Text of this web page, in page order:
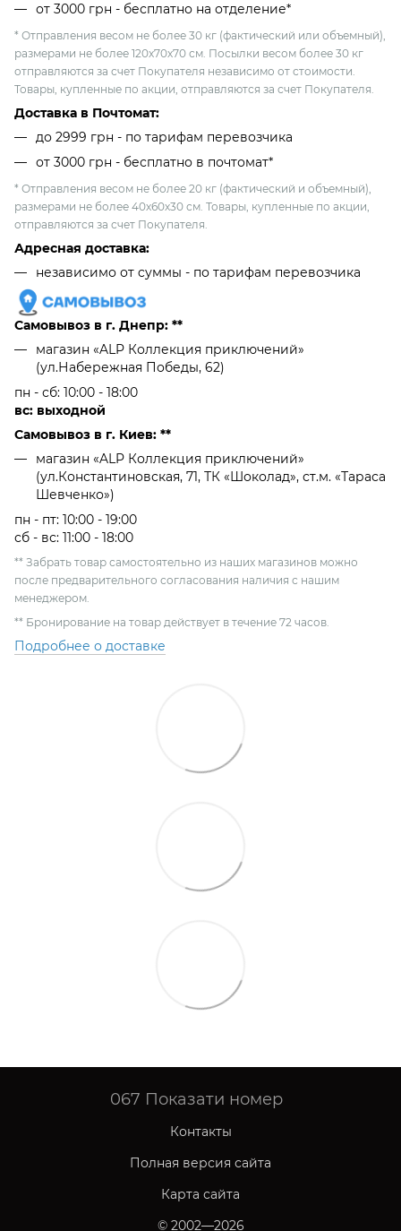
от 3000 грн - бесплатно на отделение*
* Отправления весом не более 30 кг (фактический или объемный),
размерами не более 120х70х70 см. Посылки весом более 30 кг
отправляются за счет Покупателя независимо от стоимости.
Товары, купленные по акции, отправляются за счет Покупателя.
Доставка в Почтомат:
до 2999 грн - по тарифам перевозчика
от 3000 грн - бесплатно в почтомат*
* Отправления весом не более 20 кг (фактический и объемный),
размерами не более 40х60х30 см. Товары, купленные по акции,
отправляются за счет Покупателя.
Адресная доставка:
независимо от cуммы - по тарифам перевозчика
Самовывоз в г. Днепр: **
магазин «ALP Коллекция приключений»
(ул.Набережная Победы, 62)
пн - сб: 10:00 - 18:00
вс: выходной
Самовывоз в г. Киев: **
магазин «ALP Коллекция приключений»
(ул.Константиновская, 71, ТК «Шоколад», ст.м. «Тараса
Шевченко»)
пн - пт: 10:00 - 19:00
сб - вс: 11:00 - 18:00
** Забрать товар самостоятельно из наших магазинов можно
после предварительного согласования наличия с нашим
менеджером.
** Бронирование на товар действует в течение 72 часов.
Подробнее о доставке
067 Показати номер
Контакты
Полная версия сайта
Карта сайта
© 2002—2026